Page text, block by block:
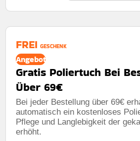
FREI GESCHENK
Angebot
Gratis Poliertuch Bei
Über 69€
Bei jeder Bestellung über 69€
automatisch ein kostenloses
Pflege und Langlebigkeit der
erhöht.